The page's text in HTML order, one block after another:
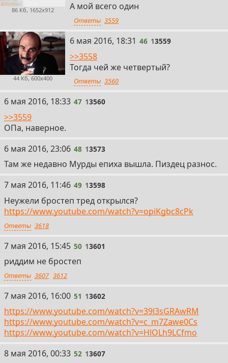
86 Кб, 1652x912
А мой всего один
Ответы 3559
44 Кб, 600x400
46
6 мая 2016, 18:31 46 13559
>>3558
Тогда чей же четвертый?
Ответы 3560
47
6 мая 2016, 18:33 47 13560
>>3559
ОПа, наверное.
48
6 мая 2016, 23:06 48 13573
Там же недавно Мурды епиха вышла. Пиздец разнос.
49
7 мая 2016, 11:46 49 13598
Неужели бростеп тред открылся?
https://www.youtube.com/watch?v=opiKgbc8cPk
Ответы 3618
50
7 мая 2016, 15:45 50 13601
риддим не бростеп
Ответы 3607 3612
51
7 мая 2016, 16:00 51 13602
https://www.youtube.com/watch?v=39l3sGRAwRM
https://www.youtube.com/watch?v=c_m7Zawe0Cs
https://www.youtube.com/watch?v=HlOLh9LCfmo
52
8 мая 2016, 00:33 52 13607